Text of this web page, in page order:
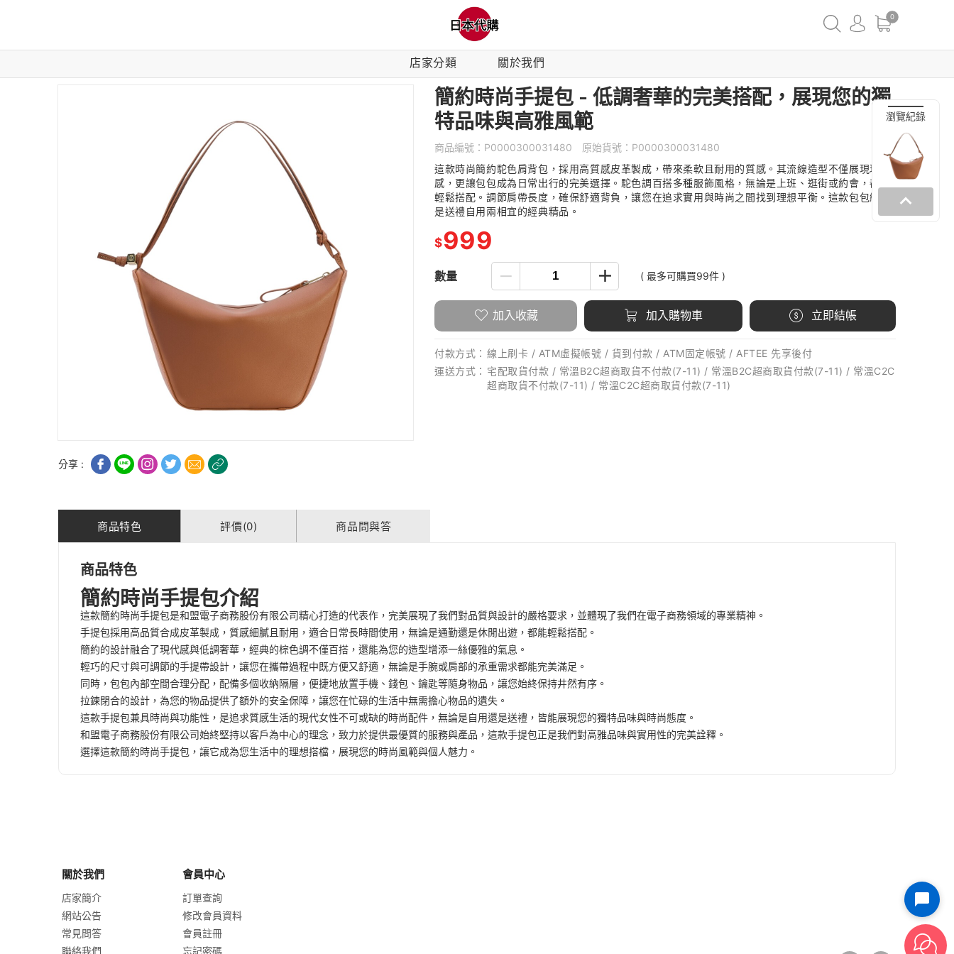
0
店家分類 關於我們
瀏覽紀錄
分享 :
簡約時尚手提包 - 低調奢華的完美搭配，展現您的獨
特品味與高雅風範
商品編號： P0000300031480 原始貨號： P0000300031480
這款時尚簡約駝色肩背包，採用高質感皮革製成，帶來柔軟且耐用的質感。其流線造型不僅展現現代
感，更讓包包成為日常出行的完美選擇。駝色調百搭多種服飾風格，無論是上班、逛街或約會，都能
輕鬆搭配。調節肩帶長度，確保舒適背負，讓您在追求實用與時尚之間找到理想平衡。這款包包絕對
是送禮自用兩相宜的經典精品。
$999
數量 ( 最多可購買99件 )
加入收藏 加入購物車 立即結帳
付款方式： 線上刷卡 / ATM虛擬帳號 / 貨到付款 / ATM固定帳號 / AFTEE 先享後付
運送方式： 宅配取貨付款 / 常溫B2C超商取貨不付款(7-11) / 常溫B2C超商取貨付款(7-11) / 常溫C2C
超商取貨不付款(7-11) / 常溫C2C超商取貨付款(7-11)
商品特色 評價(0) 商品問與答
商品特色
簡約時尚手提包介紹
這款簡約時尚手提包是和盟電子商務股份有限公司精心打造的代表作，完美展現了我們對品質與設計的嚴格要求，並體現了我們在電子商務領域的專業精神。
手提包採用高品質合成皮革製成，質感細膩且耐用，適合日常長時間使用，無論是通勤還是休閒出遊，都能輕鬆搭配。
簡約的設計融合了現代感與低調奢華，經典的棕色調不僅百搭，還能為您的造型增添一絲優雅的氣息。
輕巧的尺寸與可調節的手提帶設計，讓您在攜帶過程中既方便又舒適，無論是手腕或肩部的承重需求都能完美滿足。
同時，包包內部空間合理分配，配備多個收納隔層，便捷地放置手機、錢包、鑰匙等隨身物品，讓您始終保持井然有序。
拉鍊閉合的設計，為您的物品提供了額外的安全保障，讓您在忙碌的生活中無需擔心物品的遺失。
這款手提包兼具時尚與功能性，是追求質感生活的現代女性不可或缺的時尚配件，無論是自用還是送禮，皆能展現您的獨特品味與時尚態度。
和盟電子商務股份有限公司始終堅持以客戶為中心的理念，致力於提供最優質的服務與產品，這款手提包正是我們對高雅品味與實用性的完美詮釋。
選擇這款簡約時尚手提包，讓它成為您生活中的理想搭檔，展現您的時尚風範與個人魅力。
關於我們
店家簡介
網站公告
常見問答
聯絡我們
會員中心
訂單查詢
修改會員資料
會員註冊
忘記密碼